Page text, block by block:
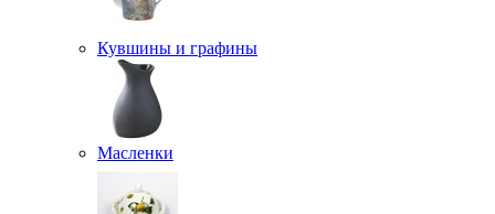
Кувшины и графины
Масленки